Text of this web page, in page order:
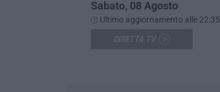
Sabato, 08 Agosto
Ultimo aggiornamento alle 22:35